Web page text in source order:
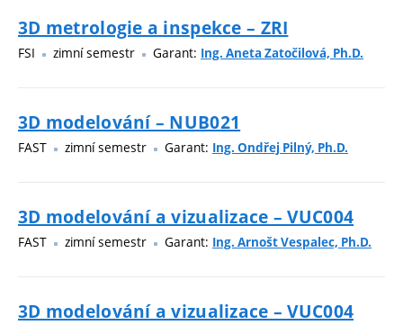
3D metrologie a inspekce – ZRI
FSI zimní semestr Garant: Ing. Aneta Zatočilová, Ph.D.
3D modelování – NUB021
FAST zimní semestr Garant: Ing. Ondřej Pilný, Ph.D.
3D modelování a vizualizace – VUC004
FAST zimní semestr Garant: Ing. Arnošt Vespalec, Ph.D.
3D modelování a vizualizace – VUC004